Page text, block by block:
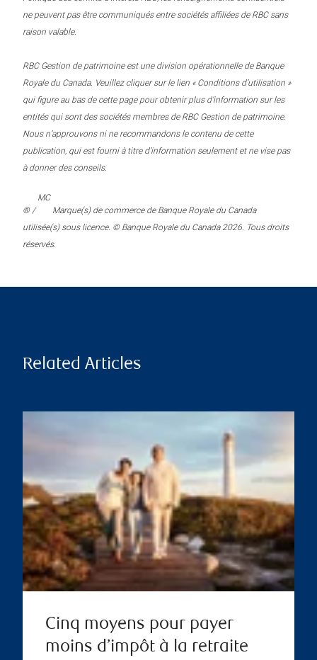
ne peuvent pas être communiqués entre sociétés affiliées de RBC sans
raison valable.
RBC Gestion de patrimoine est une division opérationnelle de Banque
Royale du Canada. Veuillez cliquer sur le lien « Conditions d’utilisation »
qui figure au bas de cette page pour obtenir plus d’information sur les
entités qui sont des sociétés membres de RBC Gestion de patrimoine.
Nous n’approuvons ni ne recommandons le contenu de cette
publication, qui est fourni à titre d’information seulement et ne vise pas
à donner des conseils.
® /
MC
Marque(s) de commerce de Banque Royale du Canada
utilisée(s) sous licence. © Banque Royale du Canada 2026. Tous droits
réservés.
Related Articles
Cinq moyens pour payer
moins d’impôt à la retraite